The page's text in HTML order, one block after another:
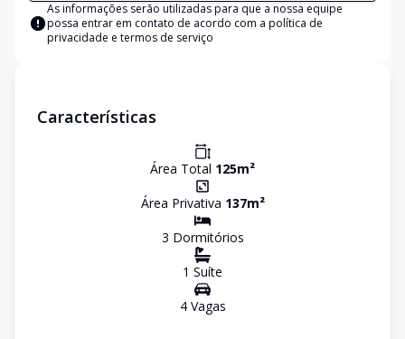
As informações serão utilizadas para que a nossa equipe
possa entrar em contato de acordo com a política de
privacidade e termos de serviço
Características
Área Total 125m²
Área Privativa 137m²
3 Dormitórios
1 Suíte
4Vagas